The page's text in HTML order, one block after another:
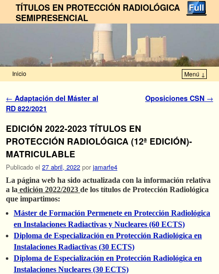
TÍTULOS EN PROTECCIÓN RADIOLÓGICA
SEMIPRESENCIAL
Inicio Menú ↓
Navegador de artículos
← Adaptación del Máster al
RD 822/2021
Oposiciones CSN →
EDICIÓN 2022-2023 TÍTULOS EN
PROTECCIÓN RADIOLÓGICA (12ª EDICIÓN)-
MATRICULABLE
Publicado el 27 abril, 2022 por jamarfe4
La página web ha sido actualizada con la información relativa
a la edición 2022/2023 de los títulos de Protección Radiológica
que impartimos:
Máster de Formación Permenete en Protección Radiológica
en Instalaciones Radiactivas y Nucleares (60 ECTS)
Diploma de Especialización en Protección Radiológica en
Instalaciones Radiactivas (30 ECTS)
Diploma de Especialización en Protección Radiológica en
Instalaciones Nucleares (30 ECTS)